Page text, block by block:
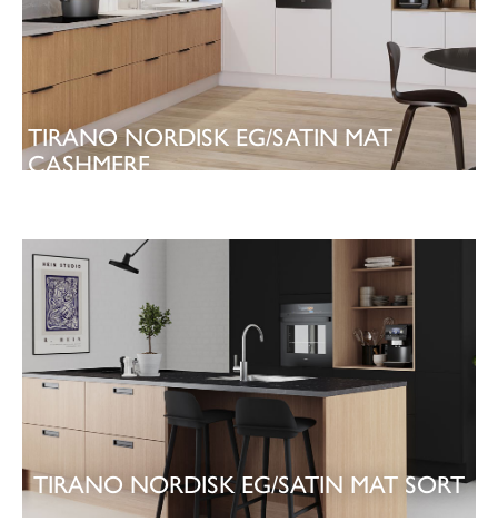
TIRANO NORDISK EG/SATIN MAT
CASHMERE
TIRANO NORDISK EG/SATIN MAT SORT